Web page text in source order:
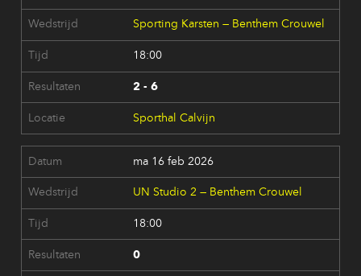
Sporting Karsten — Benthem Crouwel
18:00
2 - 6
Sporthal Calvijn
ma 16 feb 2026
UN Studio 2 — Benthem Crouwel
18:00
0